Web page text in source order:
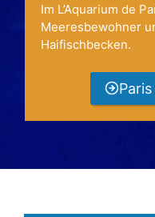
Im L’Aquarium de
Meeresbewohner
Haifischbecken.